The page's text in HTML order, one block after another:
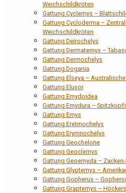
Weichschildkröten
Gattung Cyclemys –
Gattung Cycloderma –
Weichschildkröten
Gattung Deirochelys
Gattung Dermatemys –
Gattung Dermochelys
Gattung Dogania
Gattung Elseya –
Gattung Elusor
Gattung Emydoidea
Gattung Emydura –
Gattung Emys
Gattung Eretmochelys
Gattung Erymnochelys
Gattung Geochelone
Gattung Geoclemys
Gattung Geoemyda –
Gattung Glyptemys –
Gattung Gopherus –
Gattung Graptemys –